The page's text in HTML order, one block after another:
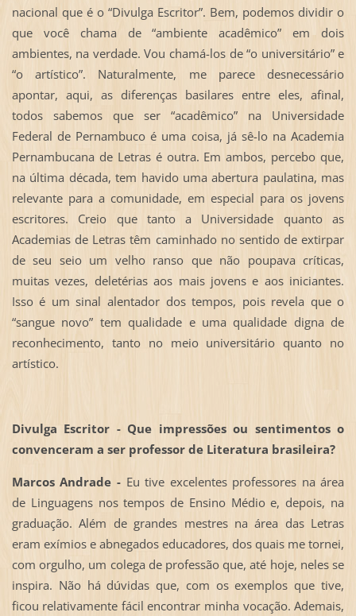
nacional que é o “Divulga Escritor”. Bem, podemos dividir o
que você chama de “ambiente acadêmico” em dois
ambientes, na verdade. Vou chamá-los de “o universitário” e
“o artístico”. Naturalmente, me parece desnecessário
apontar, aqui, as diferenças basilares entre eles, afinal,
todos sabemos que ser “acadêmico” na Universidade
Federal de Pernambuco é uma coisa, já sê-lo na Academia
Pernambucana de Letras é outra. Em ambos, percebo que,
na última década, tem havido uma abertura paulatina, mas
relevante para a comunidade, em especial para os jovens
escritores. Creio que tanto a Universidade quanto as
Academias de Letras têm caminhado no sentido de extirpar
de seu seio um velho ranso que não poupava críticas,
muitas vezes, deletérias aos mais jovens e aos iniciantes.
Isso é um sinal alentador dos tempos, pois revela que o
“sangue novo” tem qualidade e uma qualidade digna de
reconhecimento, tanto no meio universitário quanto no
artístico.
Divulga Escritor - Que impressões ou sentimentos o
convenceram a ser professor de Literatura brasileira?
Marcos Andrade - Eu tive excelentes professores na área
de Linguagens nos tempos de Ensino Médio e, depois, na
graduação. Além de grandes mestres na área das Letras
eram exímios e abnegados educadores, dos quais me tornei,
com orgulho, um colega de professão que, até hoje, neles se
inspira. Não há dúvidas que, com os exemplos que tive,
ficou relativamente fácil encontrar minha vocação. Ademais,